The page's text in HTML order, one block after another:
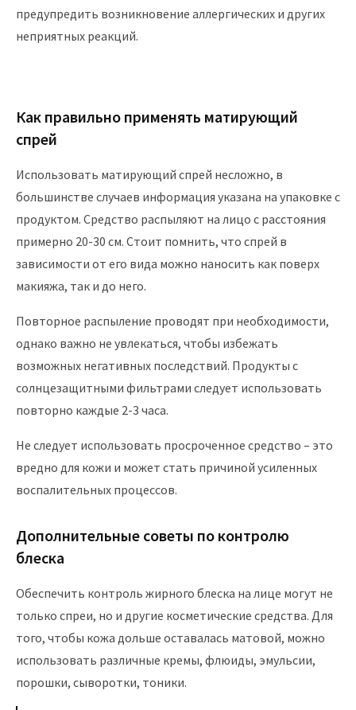
предупредить возникновение аллергических и других
неприятных реакций.
Как правильно применять матирующий
спрей
Использовать матирующий спрей несложно, в
большинстве случаев информация указана на упаковке с
продуктом. Средство распыляют на лицо с расстояния
примерно 20-30 см. Стоит помнить, что спрей в
зависимости от его вида можно наносить как поверх
макияжа, так и до него.
Повторное распыление проводят при необходимости,
однако важно не увлекаться, чтобы избежать
возможных негативных последствий. Продукты с
солнцезащитными фильтрами следует использовать
повторно каждые 2-3 часа.
Не следует использовать просроченное средство – это
вредно для кожи и может стать причиной усиленных
воспалительных процессов.
Дополнительные советы по контролю
блеска
Обеспечить контроль жирного блеска на лице могут не
только спреи, но и другие косметические средства. Для
того, чтобы кожа дольше оставалась матовой, можно
использовать различные кремы, флюиды, эмульсии,
порошки, сыворотки, тоники.